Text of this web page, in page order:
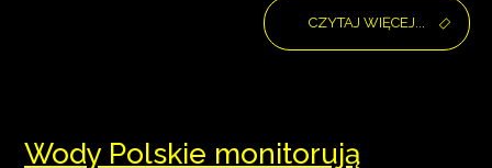
CZYTAJ WIĘCEJ...
Wody Polskie monitorują